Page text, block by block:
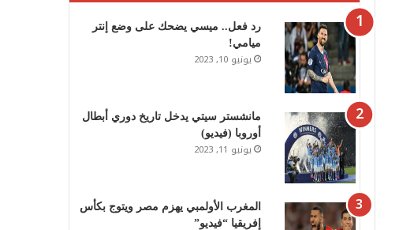
رد فعل.. ميسي يضحك على وضع إنتر
ميامي!
يونيو 10, 2023
مانشستر سيتي يدخل تاريخ دوري أبطال
أوروبا (فيديو)
يونيو 11, 2023
المغرب الأولمبي يهزم مصر ويتوج بكأس
إفريقيا “فيديو”